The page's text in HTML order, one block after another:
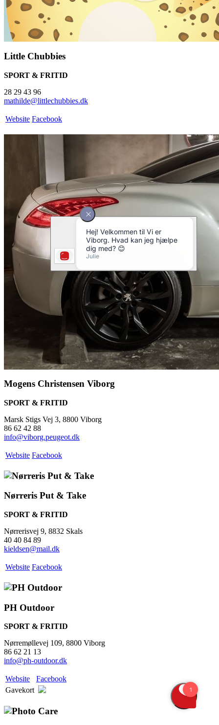
Little Chubbies
SPORT & FRITID
28 29 43 96
mathilde@littlechubbies.dk
Website Facebook
Mogens Christensen Viborg
SPORT & FRITID
Marsk Stigs Vej 3, 8800 Viborg
86 62 42 88
info@viborg.peugeot.dk
Website Facebook
Nørreris Put & Take
SPORT & FRITID
Nørrerisvej 9, 8832 Skals
40 40 84 89
kieldsen@mail.dk
Website Facebook
PH Outdoor
SPORT & FRITID
Nørremøllevej 109, 8800 Viborg
86 62 21 13
info@ph-outdoor.dk
Website
Facebook
Gavekort